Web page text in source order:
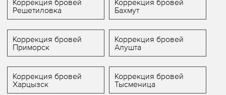
Коррекция бровей
Решетиловка
Коррекция бровей
Бахмут
Коррекция бровей
Приморск
Коррекция бровей
Алушта
Коррекция бровей
Харцызск
Коррекция бровей
Тысменица